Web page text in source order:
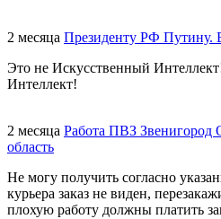
2 месяца Президенту РФ Путину.
Это не Искусственный
Интеллект!
2 месяца Работа ПВЗ Звенигород
область
Не могу получить согласно
курьера заказ не виден,
плохую работу должны платить